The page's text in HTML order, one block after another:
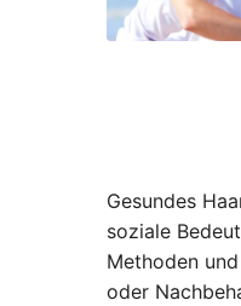
Gesundes
soziale
Methoden
oder